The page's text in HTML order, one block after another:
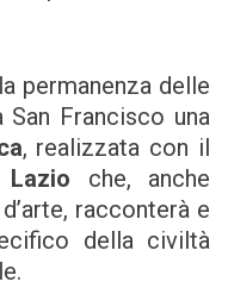
permanenza delle
San Francisco una
, realizzata con il
Lazio che, anche
racconterà e
della civiltà